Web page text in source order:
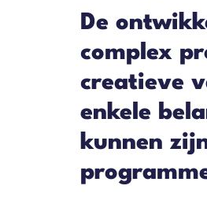
De
complex
creatieve
enkele
kunnen